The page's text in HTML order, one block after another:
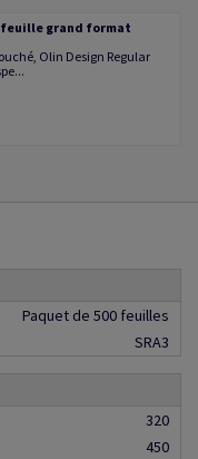
feuille grand format
Olin Design Regular
Paquet de 500 feuilles
SRA3
320
450